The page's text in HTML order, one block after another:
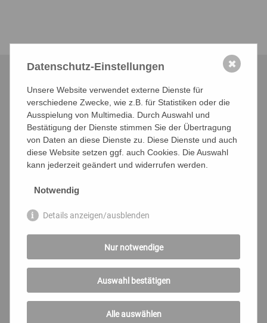
UNSERE MARKEN
Outdoorbekleidung
Datenschutz-Einstellungen
Unsere Website verwendet externe Dienste für
verschiedene Zwecke, wie z.B. für Statistiken oder die
Ausspielung von Multimedia. Durch Auswahl und
Bestätigung der Dienste stimmen Sie der Übertragung
von Daten an diese Dienste zu. Diese Dienste und auch
diese Website setzen ggf. auch Cookies. Die Auswahl
kann jederzeit geändert und widerrufen werden.
Notwendig
Details anzeigen/ausblenden
Nur notwendige
Auswahl bestätigen
Alle auswählen
✖